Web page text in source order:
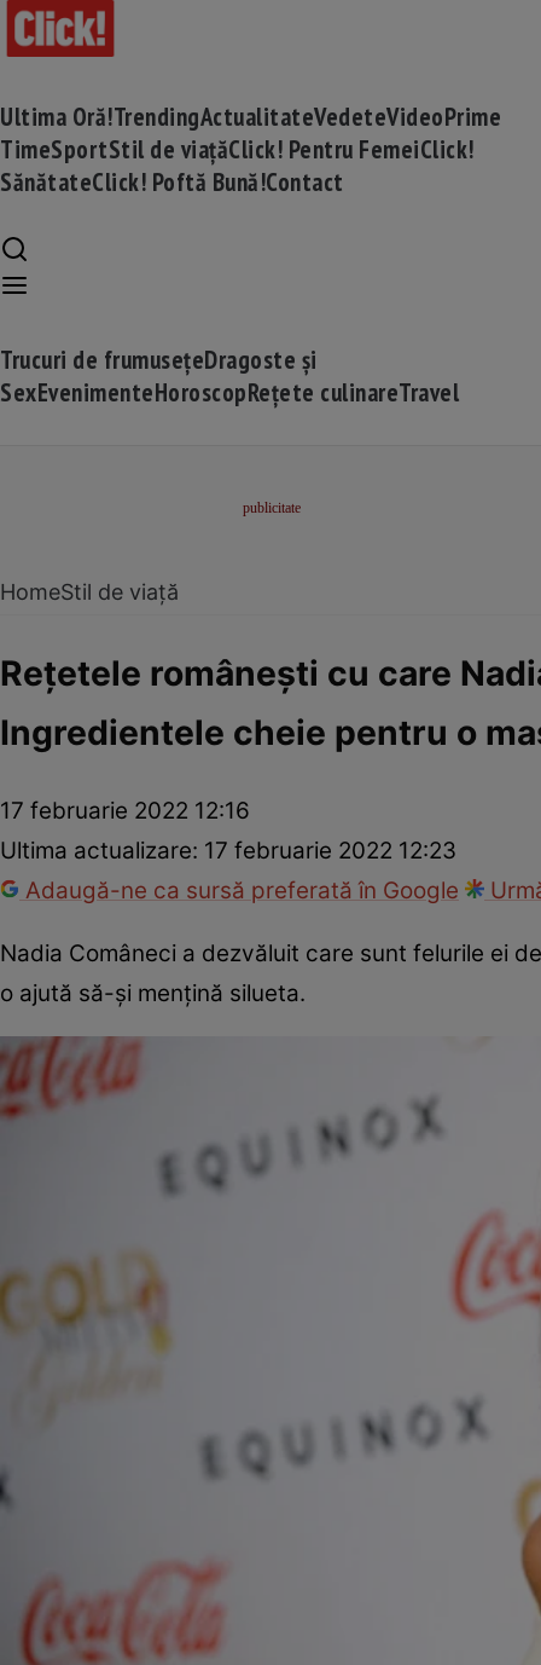
Ultima Oră!TrendingActualitateVedeteVideoPrime
TimeSportStil de viațăClick! Pentru FemeiClick!
SănătateClick! Poftă Bună!Contact
Trucuri de frumusețeDragoste și
SexEvenimenteHoroscopRețete culinareTravel
HomeStil de viață
Rețetele românești cu care
Ingredientele cheie pentru o
17 februarie 2022 12:16
Ultima actualizare: 17 februarie 2022 12:23
Adaugă-ne ca sursă preferată în Google
Nadia Comâneci a dezvăluit care sunt felurile ei
o ajută să-și mențină silueta.